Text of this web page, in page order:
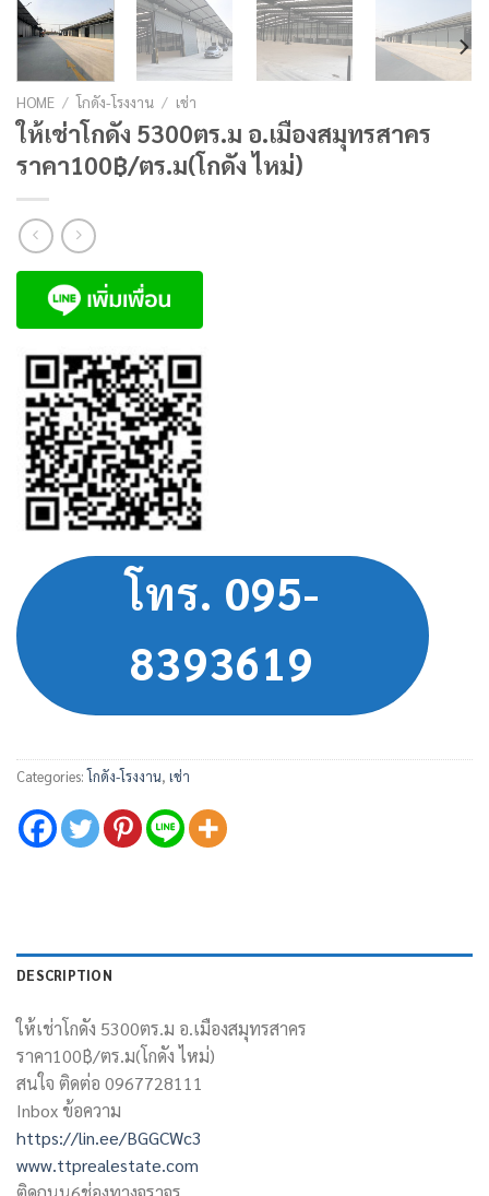
HOME / โกดัง-โรงงาน / เช่า
ให้เช่าโกดัง 5300ตร.ม อ.เมืองสมุทรสาคร
ราคา100฿/ตร.ม(โกดัง ไหม่)
โทร. 095-
8393619
Categories:โกดัง-โรงงาน, เช่า
DESCRIPTION
ให้เช่าโกดัง 5300ตร.ม อ.เมืองสมุทรสาคร
ราคา100฿/ตร.ม(โกดัง ไหม่)
สนใจ ติดต่อ 0967728111
Inbox ข้อความ
https://lin.ee/BGGCWc3
www.ttprealestate.com